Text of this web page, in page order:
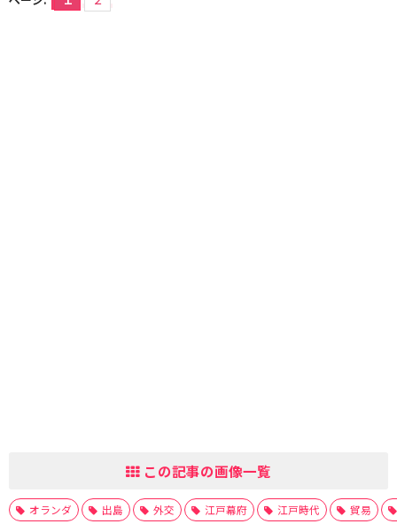
この記事の画像一覧
オランダ 出島 外交 江戸幕府 江戸時代 貿易